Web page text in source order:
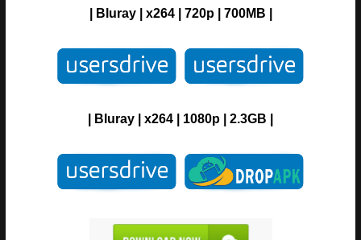
| Bluray | x264 | 720p | 700MB |
| Bluray | x264 | 1080p | 2.3GB |